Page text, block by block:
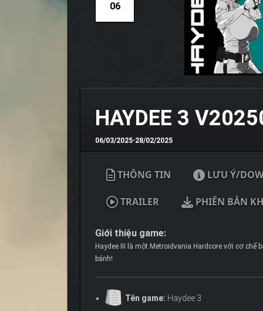
06
HAYDEE 3
06/03/2025•28/02/2025
THÔNG TIN LƯU Ý/
TRAILER PHIÊN BẢN
Giới thiệu game:
Haydee III là một Metroidvania Hardcore với cơ
bánh!
Tên game: Haydee 3